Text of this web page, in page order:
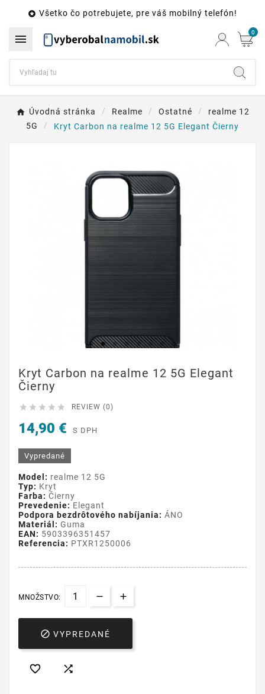
 Všetko čo potrebujete, pre váš mobilný telefón!
 0
Úvodná stránka Realme Ostatné
realme 12
5G
Kryt Carbon na realme 12 5G Elegant Čierny
Kryt Carbon na realme 12 5G Elegant
Čierny
     REVIEW (0)
14,90 € S DPH
Vypredané
Model: realme 12 5G
Typ: Kryt
Farba: Čierny
Prevedenie: Elegant
Podpora bezdrôtového nabíjania: ÁNO
Materiál: Guma
EAN: 5903396351457
Referencia: PTXR1250006
MNOŽSTVO:
 VYPREDANÉ
 